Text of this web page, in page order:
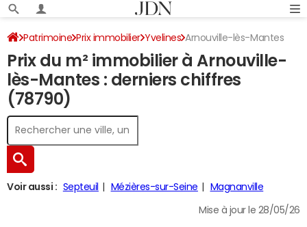
Patrimoine Prix immobilier Yvelines Arnouville-lès-Mantes
Prix du m² immobilier à Arnouville-
lès-Mantes : derniers chiffres
(78790)
Voir aussi : Septeuil Mézières-sur-Seine Magnanville
Mise à jour le 28/05/26